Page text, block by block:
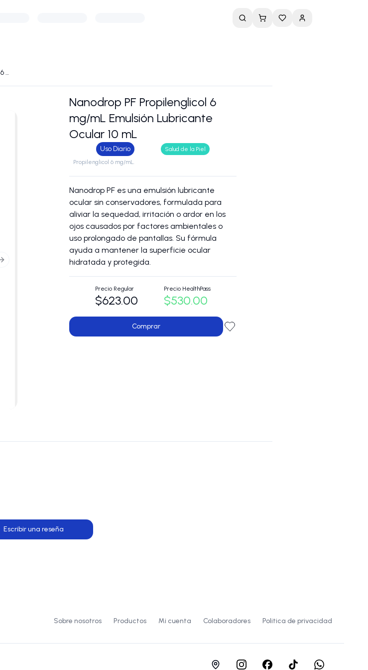
Nanodrop PF Propilenglicol 6 mg/mL Emulsión Lubricante Ocular 10 mL
Next slide
Nanodrop PF Propilenglicol 6
mg/mL Emulsión Lubricante
Ocular 10 mL
Uso Diario
Salud de la Piel
Propilenglicol 6 mg/mL.
Nanodrop PF es una emulsión lubricante
ocular sin conservadores, formulada para
aliviar la sequedad, irritación o ardor en los
ojos causados por factores ambientales o
uso prolongado de pantallas. Su fórmula
ayuda a mantener la superficie ocular
hidratada y protegida.
Precio Regular
$623.00
Precio HealthPass
$530.00
Comprar
Escribir una reseña
Sobre nosotros Productos Mi cuenta Colaboradores Politica de privacidad